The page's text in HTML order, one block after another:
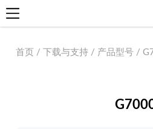
首页 / 下载与支持 / 产品型号 /